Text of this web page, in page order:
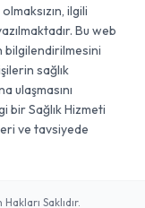
ilgili
Bu web
bilgilendirilmesini
sağlık
ulaşmasını
bir Sağlık Hizmeti
ve tavsiyede
Saklıdır.